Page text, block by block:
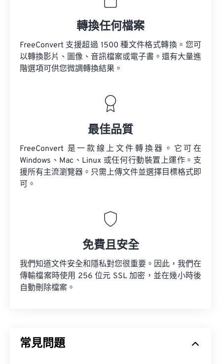
轉換任何檔案
FreeConvert 支援超過 1500 種文件格式轉換。您可
以轉換影片、圖像、音訊檔案或電子書。還有大量進
階選項可供您微調轉換結果。
最佳品質
FreeConvert 是一款線上文件轉換器。它可在
Windows、Mac、Linux 或任何行動裝置上運作。支
援所有主流瀏覽器。只需上傳文件並選擇目標格式即
可。
免費且安全
我們知道文件安全和隱私對您很重要。因此，我們在
傳輸檔案時使用 256 位元 SSL 加密，並在幾小時後
自動刪除檔案。
常見問題